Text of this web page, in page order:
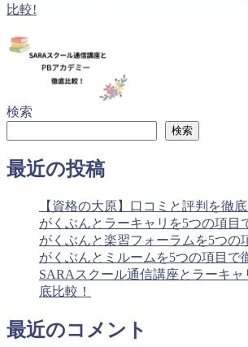
比較!
検索
検索
最近の投稿
【資格の大原】口コミと評判を徹
がくぶんとラーキャリを5つの項目
がくぶんと楽習フォーラムを5つの
がくぶんとミルームを5つの項目で
SARAスクール通信講座とラーキャ
底比較！
最近のコメント